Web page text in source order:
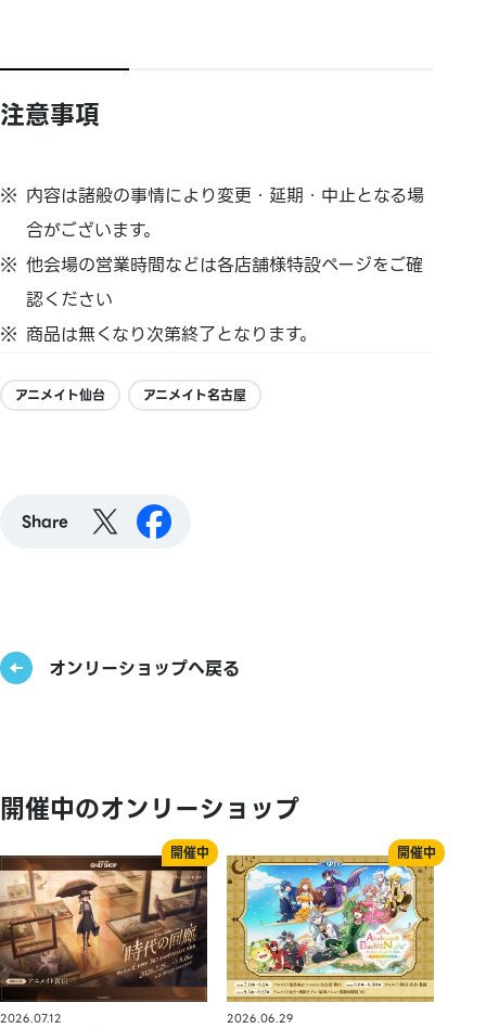
注意事項
内容は諸般の事情により変更・延期・中止となる場
合がございます。
他会場の営業時間などは各店舗様特設ページをご確
認ください
商品は無くなり次第終了となります。
アニメイト仙台 アニメイト名古屋
Share
オンリーショップへ戻る
開催中のオンリーショップ
2026.07.12 2026.06.29